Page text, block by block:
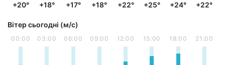
+20° +18° +17° +18° +22° +25° +24° +22°
Вітер сьогодні (м/с)
00:00 03:00 06:00 09:00 12:00 15:00 18:00 21:00